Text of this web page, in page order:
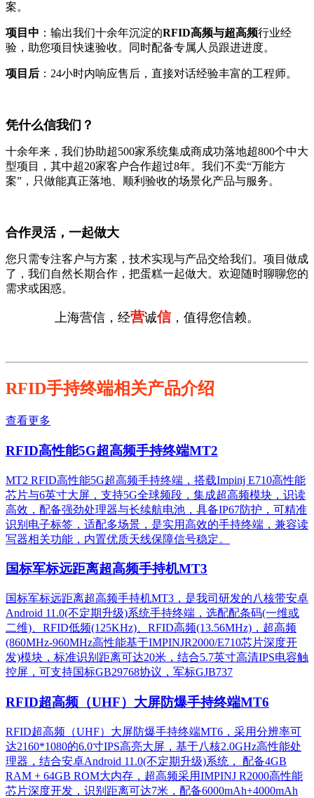
案。
项目中 ：输出我们十余年沉淀的RFID高频与超高频行业经
验，助您项目快速验收。同时配备专属人员跟进进度。
项目后 ：24小时内响应售后，直接对话经验丰富的工程师。
凭什么信我们？
十余年来，我们协助超500家系统集成商成功落地超800个中大
型项目，其中超20家客户合作超过8年。我们不卖“万能方
案”，只做能真正落地、顺利验收的场景化产品与服务。
合作灵活，一起做大
您只需专注客户与方案，技术实现与产品交给我们。项目做成
了，我们自然长期合作，把蛋糕一起做大。欢迎随时聊聊您的
需求或困惑。
上海营信，经营诚信，值得您信赖。
RFID手持终端相关产品介绍
查看更多
RFID高性能5G超高频手持终端MT2
MT2 RFID高性能5G超高频手持终端，搭载Impinj E710高性能
芯片与6英寸大屏，支持5G全球频段，集成超高频模块，识读
高效，配备强劲处理器与长续航电池，具备IP67防护，可精准
识别电子标签，适配多场景，是实用高效的手持终端，兼容读
写器相关功能，内置优质天线保障信号稳定。
国标军标远距离超高频手持机MT3
国标军标远距离超高频手持机MT3，是我司研发的八核带安卓
Android 11.0(不定期升级)系统手持终端，选配配条码(一维或
二维)、RFID低频(125KHz)、RFID高频(13.56MHz)，超高频
(860MHz-960MHz高性能基于IMPINJR2000/E710芯片深度开
发)模块，标准识别距离可达20米，结合5.7英寸高清IPS电容触
控屏，可支持国标GB29768协议，军标GJB737
RFID超高频（UHF）大屏防爆手持终端MT6
RFID超高频（UHF）大屏防爆手持终端MT6，采用分辨率可
达2160*1080的6.0寸IPS高亮大屏，基于八核2.0GHz高性能处
理器，结合安卓Android 11.0(不定期升级)系统， 配备4GB
RAM + 64GB ROM大内存，超高频采用IMPINJ R2000高性能
芯片深度开发，识别距离可达7米，配备6000mAh+4000mAh